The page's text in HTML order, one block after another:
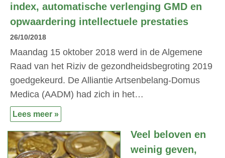
index, automatische verlenging GMD en
opwaardering intellectuele prestaties
26/10/2018
Maandag 15 oktober 2018 werd in de Algemene
Raad van het Riziv de gezondheidsbegroting 2019
goedgekeurd. De Alliantie Artsenbelang-Domus
Medica (AADM) had zich in het…
Lees meer »
Veel beloven en
weinig geven,